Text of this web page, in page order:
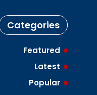
Categories
Featured
Latest
Popular